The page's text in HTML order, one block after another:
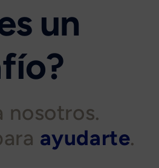
un
nosotros.
ayudarte.